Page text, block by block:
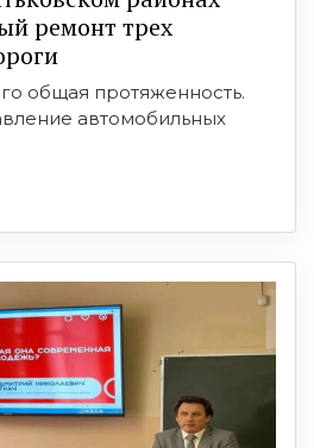
ремонт трех
общая протяженность.
автомобильных